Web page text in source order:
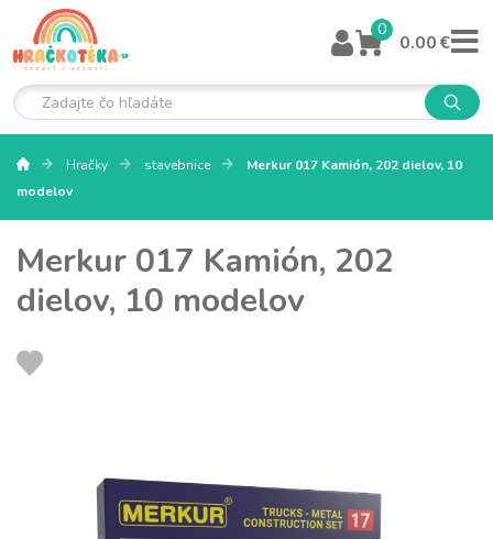
0
0.00 €
Hračky stavebnice
Merkur 017 Kamión, 202 dielov, 10
modelov
Merkur 017 Kamión, 202
dielov, 10 modelov